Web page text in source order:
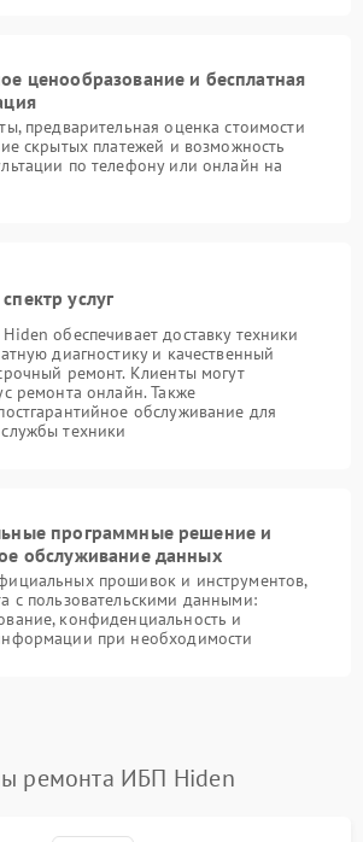
ценообразование и бесплатная
предварительная оценка стоимости
скрытых платежей и возможность
по телефону или онлайн на
услуг
обеспечивает доставку техники
диагностику и качественный
ремонт. Клиенты могут
ремонта онлайн. Также
обслуживание для
техники
программные решение и
обслуживание данных
прошивок и инструментов,
с пользовательскими данными:
конфиденциальность и
при необходимости
ремонта ИБП Hiden